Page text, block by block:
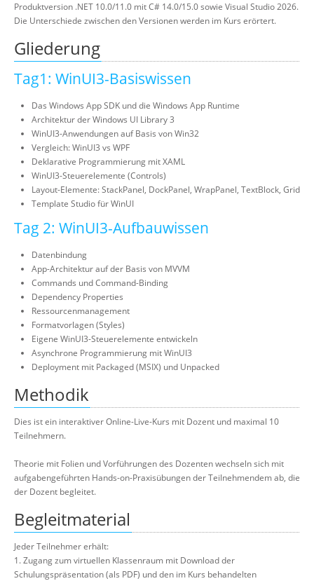
Produktversion .NET 10.0/11.0 mit C# 14.0/15.0 sowie Visual Studio 2026.
Die Unterschiede zwischen den Versionen werden im Kurs erörtert.
Gliederung
Tag1: WinUI3-Basiswissen
Das Windows App SDK und die Windows App Runtime
Architektur der Windows UI Library 3
WinUI3-Anwendungen auf Basis von Win32
Vergleich: WinUI3 vs WPF
Deklarative Programmierung mit XAML
WinUI3-Steuerelemente (Controls)
Layout-Elemente: StackPanel, DockPanel, WrapPanel, TextBlock, Grid
Template Studio für WinUI
Tag 2: WinUI3-Aufbauwissen
Datenbindung
App-Architektur auf der Basis von MVVM
Commands und Command-Binding
Dependency Properties
Ressourcenmanagement
Formatvorlagen (Styles)
Eigene WinUI3-Steuerelemente entwickeln
Asynchrone Programmierung mit WinUI3
Deployment mit Packaged (MSIX) und Unpacked
Methodik
Dies ist ein interaktiver Online-Live-Kurs mit Dozent und maximal 10
Teilnehmern.
Theorie mit Folien und Vorführungen des Dozenten wechseln sich mit
aufgabengeführten Hands-on-Praxisübungen der Teilnehmendem ab, die
der Dozent begleitet.
Begleitmaterial
Jeder Teilnehmer erhält:
1. Zugang zum virtuellen Klassenraum mit Download der
Schulungspräsentation (als PDF) und den im Kurs behandelten